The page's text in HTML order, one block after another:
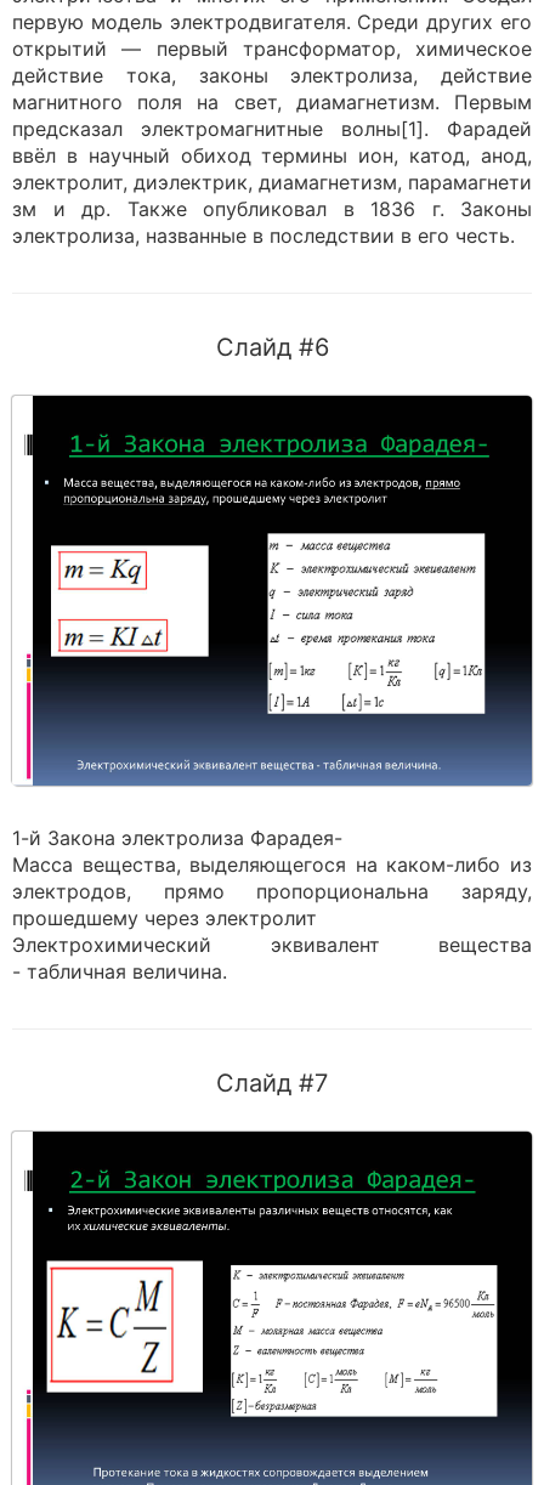
первую модель электродвигателя. Среди других его
открытий — первый трансформатор, химическое
действие тока, законы электролиза, действие
магнитного поля на свет, диамагнетизм. Первым
предсказал электромагнитные волны[1]. Фарадей
ввёл в научный обиход термины ион, катод, анод,
электролит, диэлектрик, диамагнетизм, парамагнети
зм и др. Также опубликовал в 1836 г. Законы
электролиза, названные в последствии в его честь.
Слайд #6
1-й Закона электролиза Фарадея-
Масса вещества, выделяющегося на каком-либо из
электродов, прямо пропорциональна заряду,
прошедшему через электролит
Электрохимический эквивалент вещества
- табличная величина.
Слайд #7